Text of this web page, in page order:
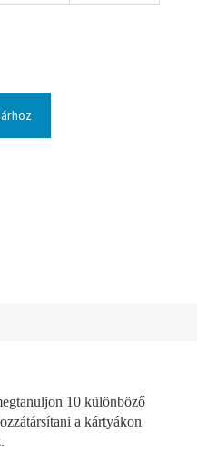
10 különböző
a kártyákon